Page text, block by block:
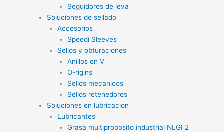
Seguidores de leva
Soluciones de sellado
Accesorios
Speedi Sleeves
Sellos y obturaciones
Anillos en V
O-rigins
Sellos mecanicos
Sellos retenedores
Soluciones en lubricacion
Lubricantes
Grasa multiproposito industrial NLGI 2